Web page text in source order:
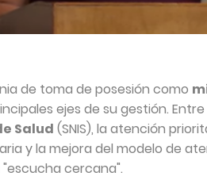
de toma de posesión como
ejes de su gestión.
Salud (SNIS), la atención
y la mejora del modelo de
cercana".